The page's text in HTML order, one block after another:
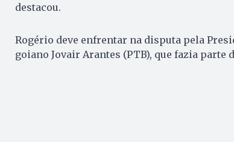
destacou.
Rogério deve enfrentar na disputa pela
goiano Jovair Arantes (PTB), que fazia parte